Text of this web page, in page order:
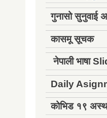
गुनासो सुनुवाई
कासमू सूचक
नेपाली भाषा
Daily
कोभिड १९